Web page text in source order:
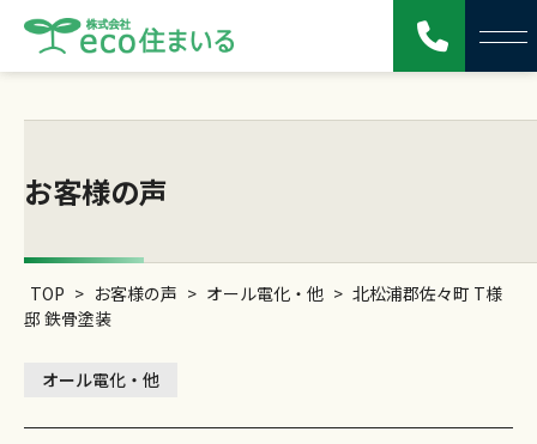
お客様の声
TOP > お客様の声 > オール電化・他 > 北松浦郡佐々町 T様
邸 鉄骨塗装
オール電化・他